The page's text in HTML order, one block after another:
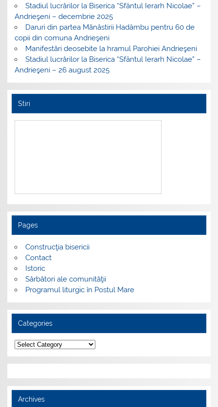
Stadiul lucrărilor la Biserica “Sfântul Ierarh Nicolae” –
Andrieşeni – decembrie 2025
Daruri din partea Mănăstirii Hadâmbu pentru 60 de
copii din comuna Andrieşeni
Manifestări deosebite la hramul Parohiei Andrieşeni
Stadiul lucrărilor la Biserica “Sfântul Ierarh Nicolae” –
Andrieşeni – 26 august 2025
Stiri
Pages
Construcţia bisericii
Contact
Istoric
Sărbători ale comunităţii
Programul liturgic în Postul Mare
Categories
Categories
Archives